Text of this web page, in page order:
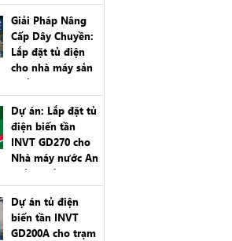
KCN CẨM VĂN,
HẢI PHÒNG
Giải Pháp Nâng
Cấp Dây Chuyền:
Lắp đặt tủ điện
cho nhà máy sản
xuất cám Con Cò
tại Hải Phòng
Dự án: Lắp đặt tủ
điện biến tần
INVT GD270 cho
Nhà máy nước An
Tiến – Hải Phòng
Dự án tủ điện
biến tần INVT
GD200A cho trạm